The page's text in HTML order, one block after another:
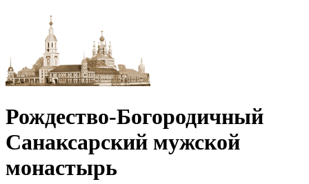
Рождество-Богородичный
Санаксарский мужской
монастырь